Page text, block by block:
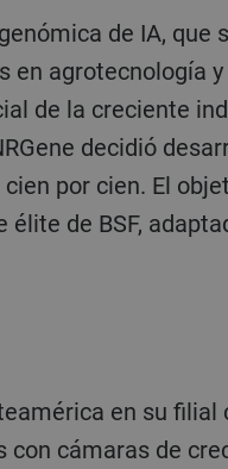
en agrotecnología
de la creciente
decidió
por cien. El
de BSF,
con cámaras de